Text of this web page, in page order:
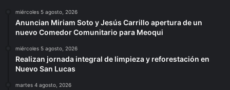
miércoles 5 agosto, 2026
Anuncian Miriam Soto y Jesús Carrillo apertura de un
nuevo Comedor Comunitario para Meoqui
miércoles 5 agosto, 2026
Realizan jornada integral de limpieza y reforestación en
Nuevo San Lucas
martes 4 agosto, 2026